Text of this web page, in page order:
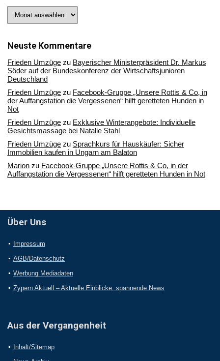
Sie
Archiv
Neuste Kommentare
Frieden Umzüge zu Bayerischer Ministerpräsident Dr. Markus
Söder auf der Bundeskonferenz der Wirtschaftsjunioren
Deutschland
Frieden Umzüge zu Facebook-Gruppe „Unsere Rottis & Co, in
der Auffangstation die Vergessenen“ hilft geretteten Hunden in
Not
Frieden Umzüge zu Exklusive Winterangebote: Individuelle
Gesichtsmassage bei Natalie Stahl
Frieden Umzüge zu Sprachkurs für Hauskäufer: Sicher
Immobilien kaufen in Ungarn am Balaton
Marion zu Facebook-Gruppe „Unsere Rottis & Co, in der
Auffangstation die Vergessenen“ hilft geretteten Hunden in Not
Über Uns
Impressum
AGB/Datenschutz
Werbung Mediadaten
Zypern Aktuell – Aktuelle Einblicke, spannende News
Aus der Vergangenheit
Inhalt/Sitemap